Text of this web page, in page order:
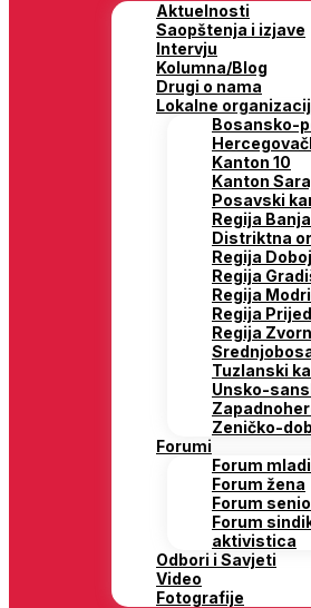
Aktuelnosti
Saopštenja i izjave
Intervju
Kolumna/Blog
Drugi o nama
Lokalne
Bosansko-
Kanton 10
Kanton
Posavski
Regija
Distriktna
Regija Doboj
Regija
Regija
Regija
Regija
Tuzlanski
Unsko-
Zeničko-
Forumi
Forum
Forum žena
Forum
Forum
aktivistica
Odbori i Savjeti
Video
Fotografije